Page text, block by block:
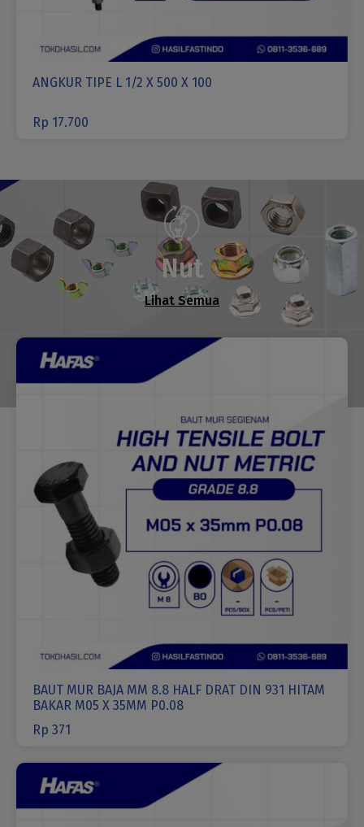
ANGKUR TIPE L 1/2 X 500 X 100
Rp 17.700
Nut
Lihat Semua
BAUT MUR BAJA MM 8.8 HALF DRAT DIN 931 HITAM
BAKAR M05 X 35MM P0.08
Rp 371